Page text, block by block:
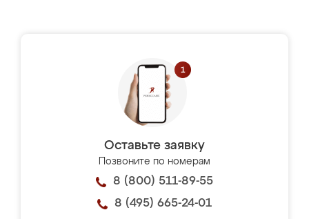
Оставьте заявку
Позвоните по номерам
8 (800) 511-89-55
8 (495) 665-24-01